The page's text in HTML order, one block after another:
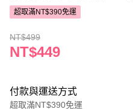
超取滿NT$390免運
NT$499
NT$449
付款與運送方式
超取滿NT$390免運